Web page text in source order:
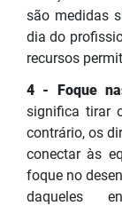
são medidas
dia do
recursos
4 - Foque
significa tirar
contrário, os
conectar às
foque no
daqueles